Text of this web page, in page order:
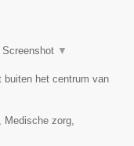
Screenshot ▼
buiten het centrum van
Medische zorg,